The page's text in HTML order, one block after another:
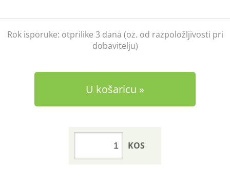
Rok isporuke: otprilike 3 dana (oz. od razpoložljivosti pri
dobavitelju)
U košaricu
KOS